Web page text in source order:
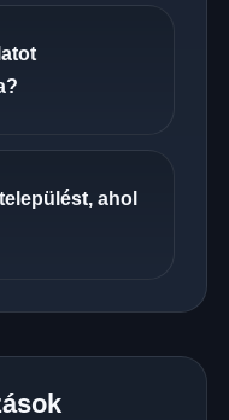
ahol